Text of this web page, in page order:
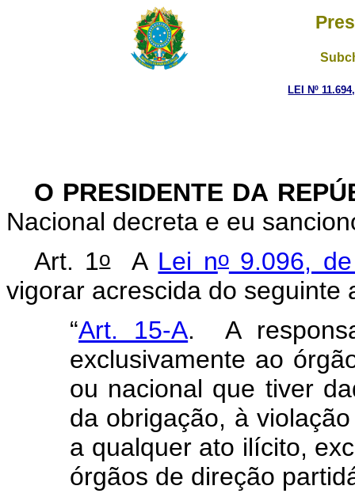
LEI Nº
O PRESIDENTE DA
Nacional decreta e eu
Art. 1oA Lei no9.096, de
vigorar acrescida do seguinte
“Art. 15-A. A
exclusivamente ao
ou nacional que tiver
da obrigação, à
a qualquer ato ilícito,
órgãos de direção